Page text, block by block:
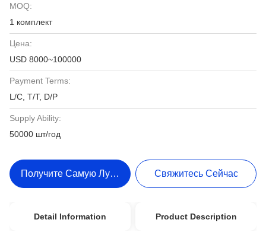
MOQ:
1 комплект
Цена:
USD 8000~100000
Payment Terms:
L/C, T/T, D/P
Supply Ability:
50000 шт/год
Получите Самую Лучшую ЦенуСвяжитесь Сейчас
Detail Information Product Description